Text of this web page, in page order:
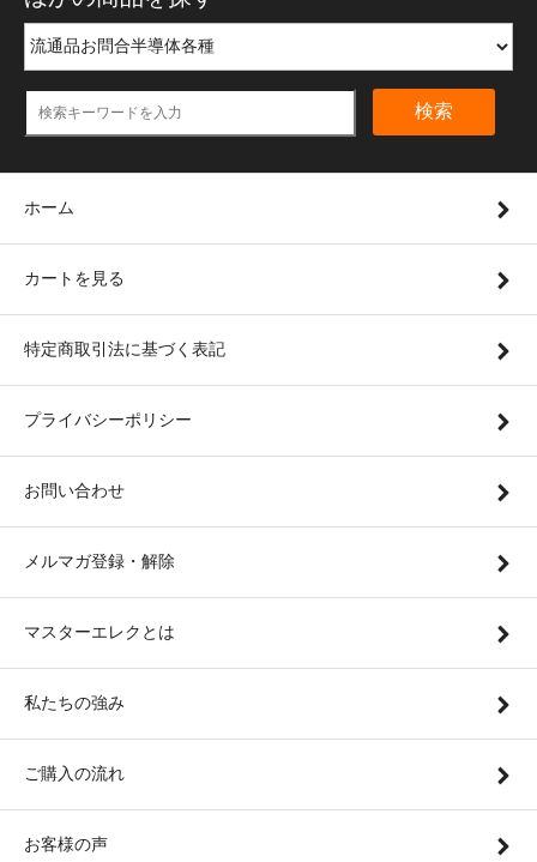
検索
ホーム
カートを見る
特定商取引法に基づく表記
プライバシーポリシー
お問い合わせ
メルマガ登録・解除
マスターエレクとは
私たちの強み
ご購入の流れ
お客様の声